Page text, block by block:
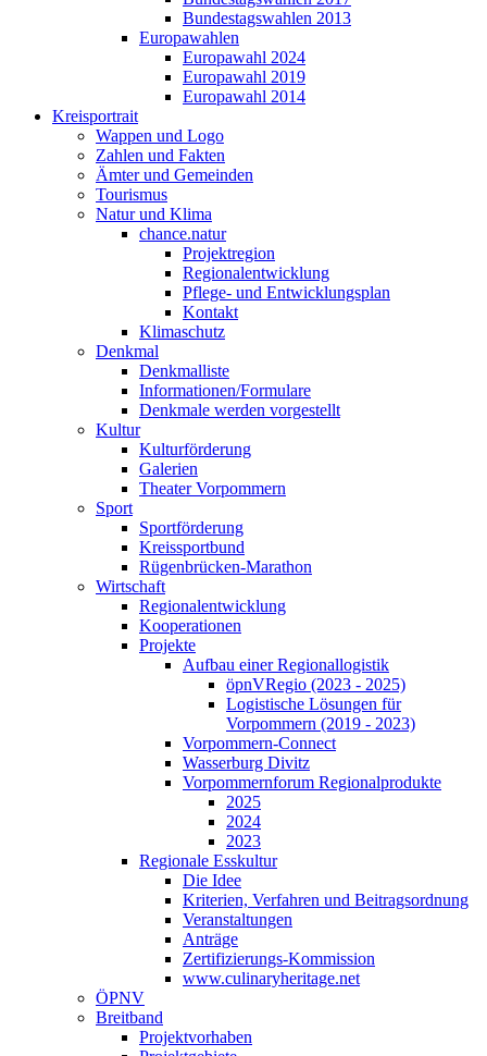
Bundestagswahlen 2013
Europawahlen
Europawahl 2024
Europawahl 2019
Europawahl 2014
Kreisportrait
Wappen und Logo
Zahlen und Fakten
Ämter und Gemeinden
Tourismus
Natur und Klima
chance.natur
Projektregion
Regionalentwicklung
Pflege- und Entwicklungsplan
Kontakt
Klimaschutz
Denkmal
Denkmalliste
Informationen/Formulare
Denkmale werden vorgestellt
Kultur
Kulturförderung
Galerien
Theater Vorpommern
Sport
Sportförderung
Kreissportbund
Rügenbrücken-Marathon
Wirtschaft
Regionalentwicklung
Kooperationen
Projekte
Aufbau einer Regionallogistik
öpnVRegio (2023 - 2025)
Logistische Lösungen­ für
Vorpommern (2019 - 2023)
Vorpommern-Connect
Wasserburg Divitz
Vorpommernforum Regionalprodukte
2025
2024
2023
Regionale Esskultur
Die Idee
Kriterien, Verfahren und Beitragsordnung
Veranstaltungen
Anträge
Zertifizierungs-Kommission
www.culinaryheritage.net
ÖPNV
Breitband
Projektvorhaben